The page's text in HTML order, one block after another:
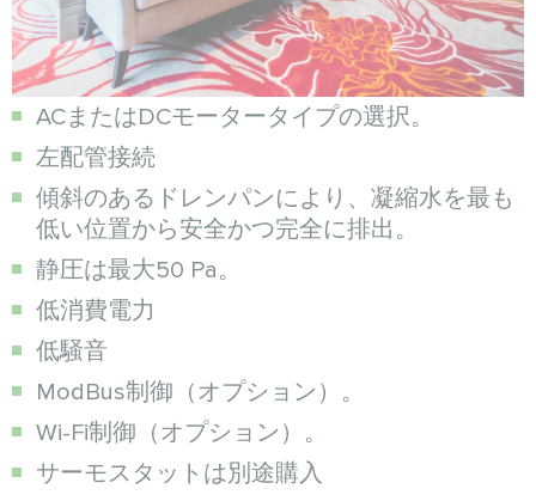
ACまたはDCモータータイプの選択。
左配管接続
傾斜のあるドレンパンにより、凝縮水を最も
低い位置から安全かつ完全に排出。
静圧は最大50 Pa。
低消費電力
低騒音
ModBus制御（オプション）。
Wi-Fi制御（オプション）。
サーモスタットは別途購入